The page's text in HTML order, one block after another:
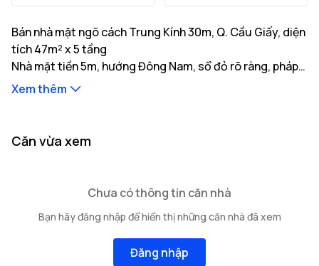
Bán nhà mặt ngõ cách Trung Kính 30m, Q. Cầu Giấy, diện
tích 47m² x 5 tầng
Nhà mặt tiền 5m, hướng Đông Nam, sổ đỏ rõ ràng, pháp
lý minh bạch, giá tốt. Liên hệ gặp ngay chủ nhà.
xây dựng 235m²
Nhà mặt tiền 5m, hướng Đông Nam, độ rộng ngõ tiếp
Vị trí nhà nằm tại tuyến đường Trung Kính với
trường học, bệnh viện và tiện ích xung quanh.
Xem thêm
Căn vừa xem
Chưa có thông tin căn nhà
Bạn hãy đăng nhập để hiển thị những căn nhà đã xem
Đăng nhập